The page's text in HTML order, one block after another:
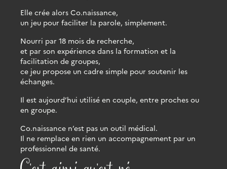
Elle crée alors Co.naissance,
un jeu pour faciliter la parole, simplement.
Nourri par 18 mois de recherche,
et par son expérience dans la formation et la
facilitation de groupes,
ce jeu propose un cadre simple pour soutenir les
échanges.
Il est aujourd’hui utilisé en couple, entre proches ou
en groupe.
Co.naissance n’est pas un outil médical.
Il ne remplace en rien un accompagnement par un
professionnel de santé.